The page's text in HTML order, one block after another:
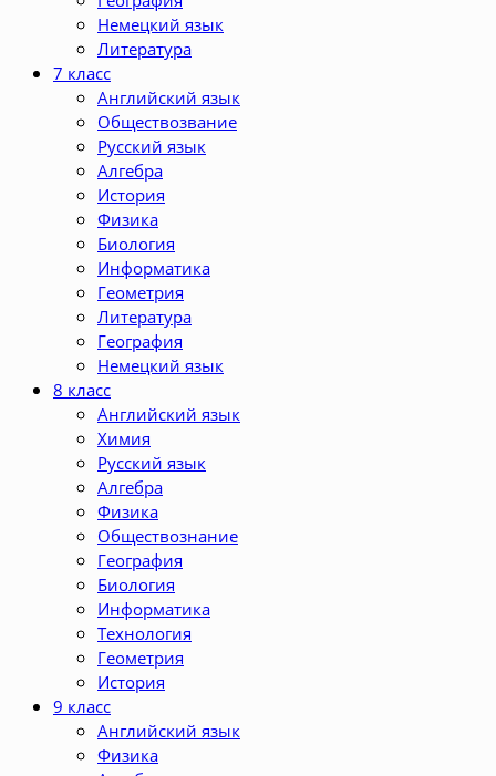
Немецкий язык
Литература
7 класс
Английский язык
Обществозвание
Русский язык
Алгебра
История
Физика
Биология
Информатика
Геометрия
Литература
География
Немецкий язык
8 класс
Английский язык
Химия
Русский язык
Алгебра
Физика
Обществознание
География
Биология
Информатика
Технология
Геометрия
История
9 класс
Английский язык
Физика